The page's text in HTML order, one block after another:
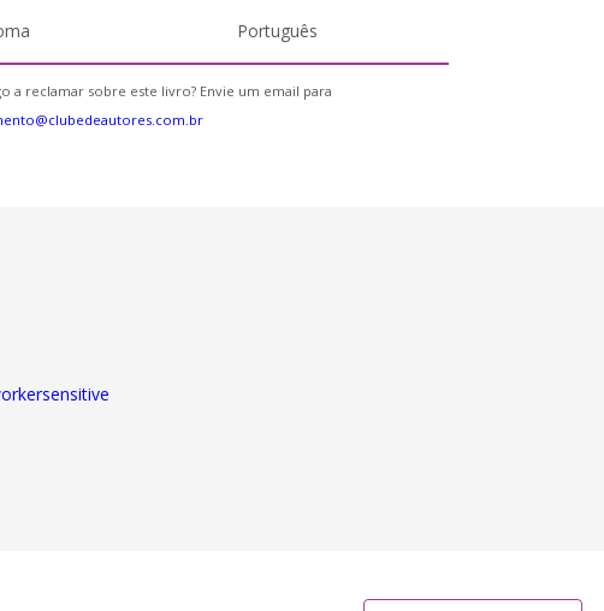
Português
a reclamar sobre este livro? Envie um email para